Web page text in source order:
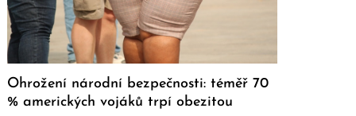
Ohrožení národní bezpečnosti: téměř 70
% amerických vojáků trpí obezitou